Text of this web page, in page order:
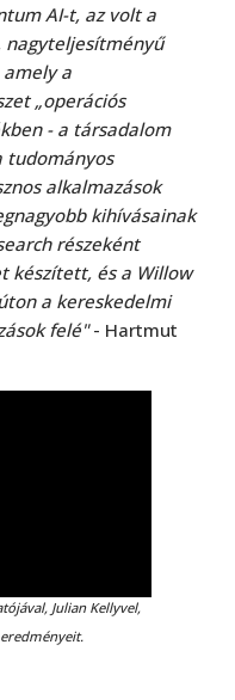
AI-t, az volt a
nagyteljesítményű
a
„operációs
- a társadalom
tudományos
alkalmazások
kihívásainak
részeként
készített, és a Willow
a kereskedelmi
felé"- Hartmut
Julian Kellyvel,